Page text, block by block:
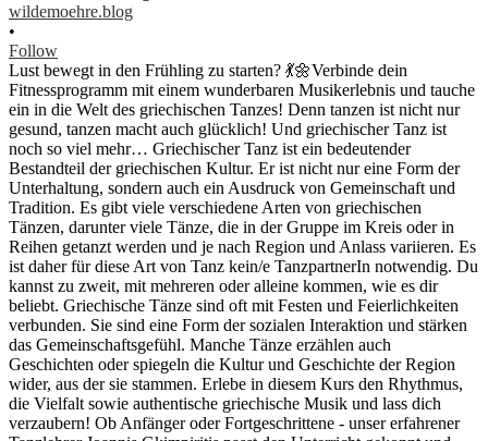
wildemoehre.blog
•
Follow
Lust bewegt in den Frühling zu starten? 💃🌼Verbinde dein
Fitnessprogramm mit einem wunderbaren Musikerlebnis und tauche
ein in die Welt des griechischen Tanzes! Denn tanzen ist nicht nur
gesund, tanzen macht auch glücklich! Und griechischer Tanz ist
noch so viel mehr… Griechischer Tanz ist ein bedeutender
Bestandteil der griechischen Kultur. Er ist nicht nur eine Form der
Unterhaltung, sondern auch ein Ausdruck von Gemeinschaft und
Tradition. Es gibt viele verschiedene Arten von griechischen
Tänzen, darunter viele Tänze, die in der Gruppe im Kreis oder in
Reihen getanzt werden und je nach Region und Anlass variieren. Es
ist daher für diese Art von Tanz kein/e TanzpartnerIn notwendig. Du
kannst zu zweit, mit mehreren oder alleine kommen, wie es dir
beliebt. Griechische Tänze sind oft mit Festen und Feierlichkeiten
verbunden. Sie sind eine Form der sozialen Interaktion und stärken
das Gemeinschaftsgefühl. Manche Tänze erzählen auch
Geschichten oder spiegeln die Kultur und Geschichte der Region
wider, aus der sie stammen. Erlebe in diesem Kurs den Rhythmus,
die Vielfalt sowie authentische griechische Musik und lass dich
verzaubern! Ob Anfänger oder Fortgeschrittene - unser erfahrener